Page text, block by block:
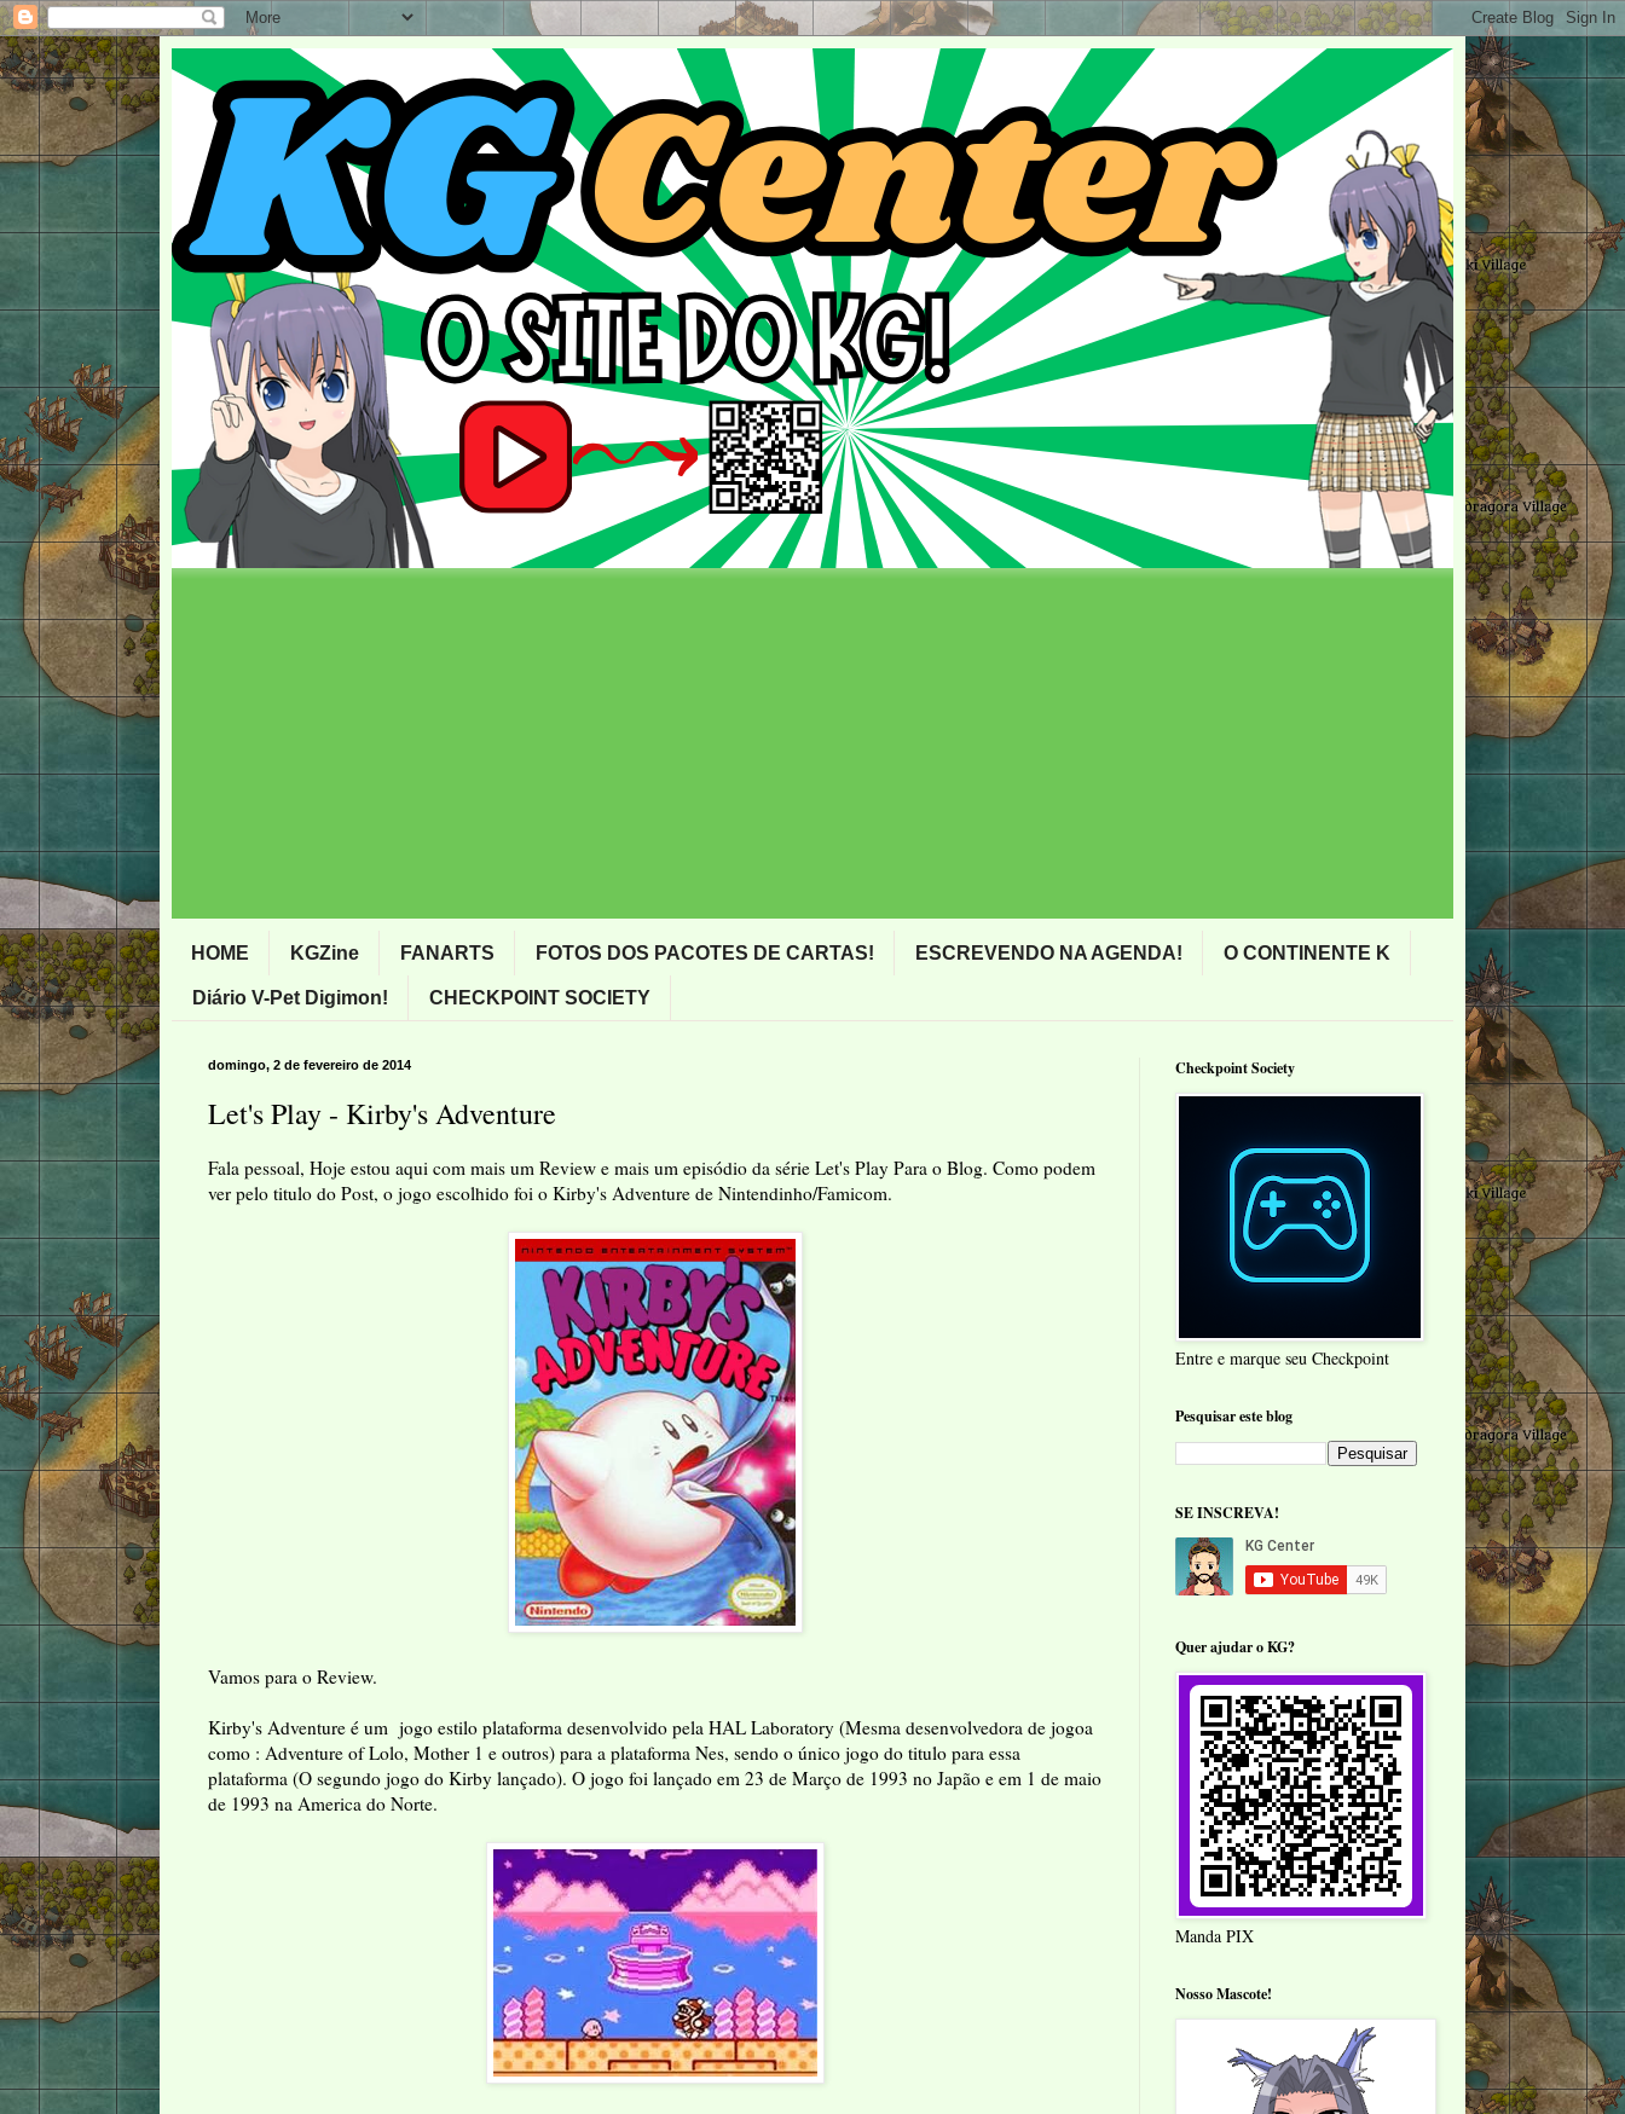
HOME KGZine FANARTS FOTOS DOS PACOTES DE CARTAS! ESCREVENDO NA AGENDA! O CONTINENTE K
Diário V-Pet Digimon! CHECKPOINT SOCIETY
domingo, 2 de fevereiro de 2014
Let's Play - Kirby's Adventure
Fala pessoal, Hoje estou aqui com mais um Review e mais um episódio da série Let's Play Para o Blog. Como podem
ver pelo titulo do Post, o jogo escolhido foi o Kirby's Adventure de Nintendinho/Famicom.
Vamos para o Review.
Kirby's Adventure é um jogo estilo plataforma desenvolvido pela HAL Laboratory (Mesma desenvolvedora de jogoa
como : Adventure of Lolo, Mother 1 e outros) para a plataforma Nes, sendo o único jogo do titulo para essa
plataforma (O segundo jogo do Kirby lançado). O jogo foi lançado em 23 de Março de 1993 no Japão e em 1 de maio
de 1993 na America do Norte.
Checkpoint Society
Entre e marque seu Checkpoint
Pesquisar este blog
SE INSCREVA!
Quer ajudar o KG?
Manda PIX
Nosso Mascote!